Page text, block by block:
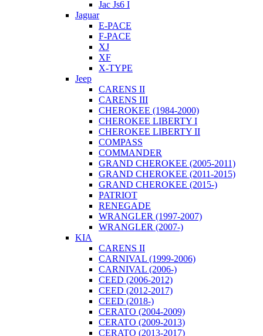
Jac Js6 I
Jaguar
E-PACE
F-PACE
XJ
XF
X-TYPE
Jeep
CARENS II
CARENS III
CHEROKEE (1984-2000)
CHEROKEE LIBERTY I
CHEROKEE LIBERTY II
COMPASS
COMMANDER
GRAND CHEROKEE (2005-2011)
GRAND CHEROKEE (2011-2015)
GRAND CHEROKEE (2015-)
PATRIOT
RENEGADE
WRANGLER (1997-2007)
WRANGLER (2007-)
KIA
CARENS II
CARNIVAL (1999-2006)
CARNIVAL (2006-)
CEED (2006-2012)
CEED (2012-2017)
CEED (2018-)
CERATO (2004-2009)
CERATO (2009-2013)
CERATO (2013-2017)